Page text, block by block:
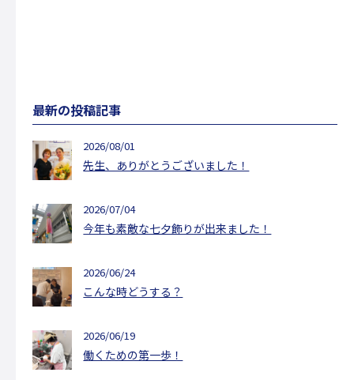
最新の投稿記事
2026/08/01
先生、ありがとうございました！
2026/07/04
今年も素敵な七夕飾りが出来ました！
2026/06/24
こんな時どうする？
2026/06/19
働くための第一歩！